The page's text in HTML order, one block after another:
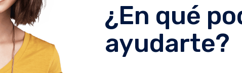
¿En qué
ayudarte?